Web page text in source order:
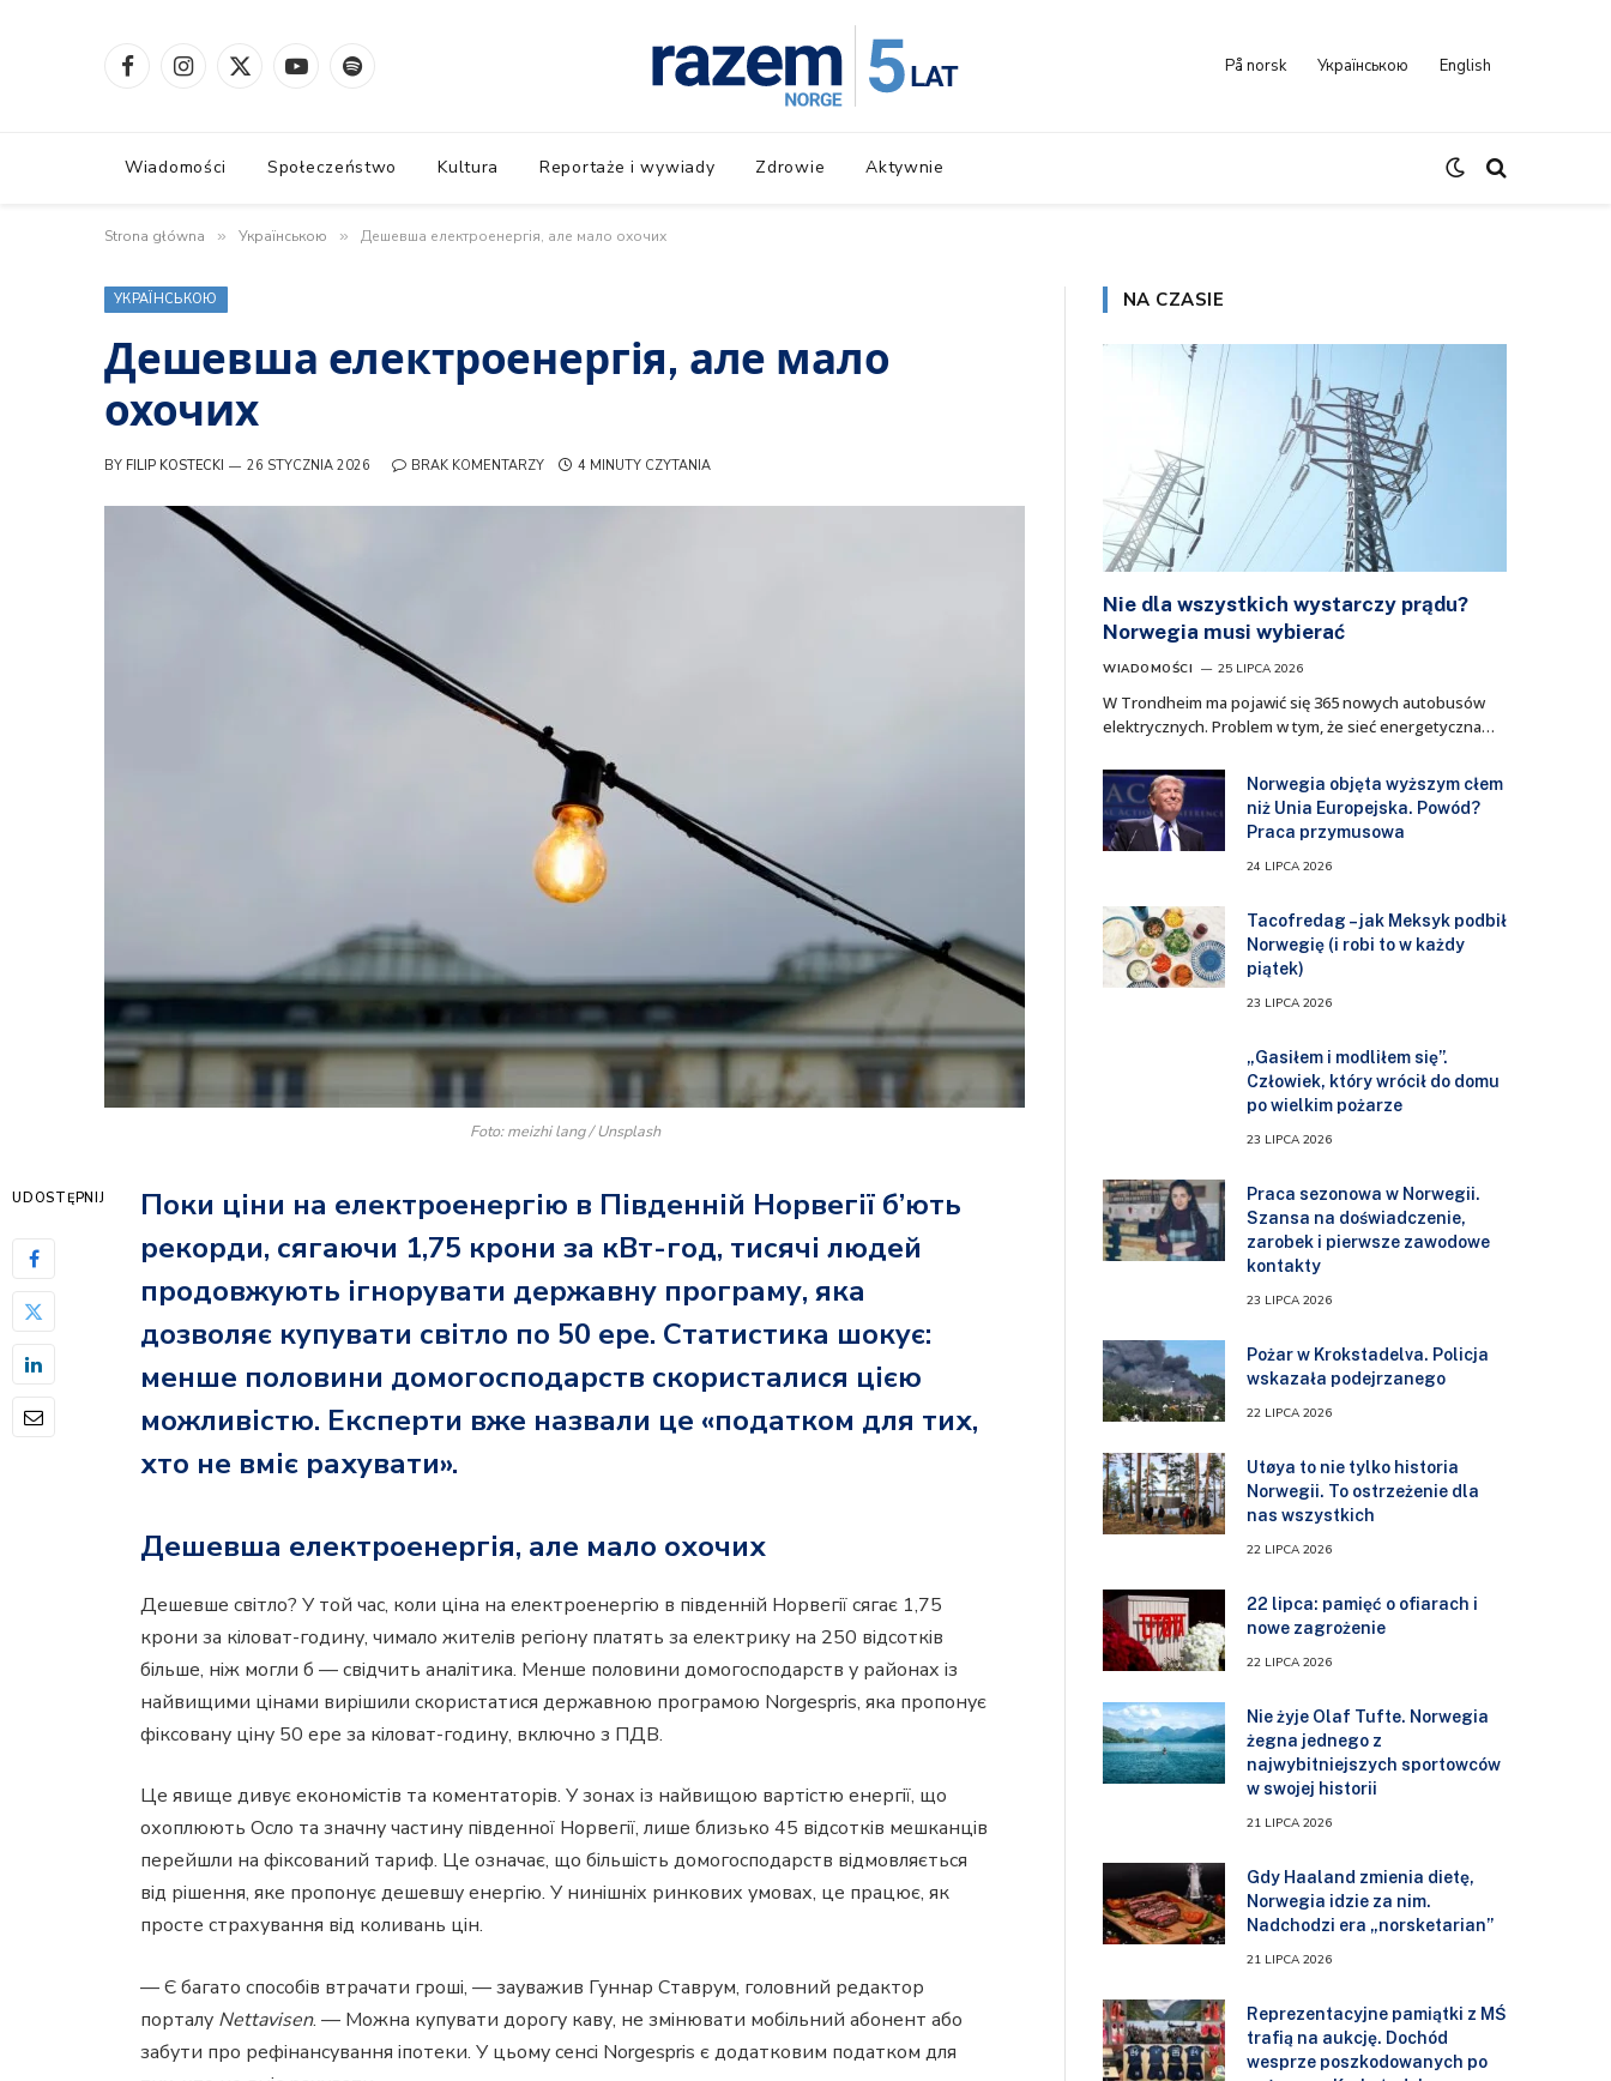
FacebookInstagram
X
YouTubeSpotify På norsk Українською English
Wiadomości Społeczeństwo Kultura Reportaże i wywiady Zdrowie Aktywnie
Strona główna » Українською » Дешевша електроенергія, але мало охочих
УКРАЇНСЬКОЮ
Дешевша електроенергія, але мало
охочих
BY FILIP KOSTECKI 26 STYCZNIA 2026 BRAK KOMENTARZY 4 MINUTY CZYTANIA
Foto: meizhi lang / Unsplash
UDOSTĘPNIJ
Поки ціни на електроенергію в Південній Норвегії б’ють
рекорди, сягаючи 1,75 крони за кВт-год, тисячі людей
продовжують ігнорувати державну програму, яка
дозволяє купувати світло по 50 ере. Статистика шокує:
менше половини домогосподарств скористалися цією
можливістю. Експерти вже назвали це «податком для тих,
хто не вміє рахувати».
Дешевша електроенергія, але мало охочих
Дешевше світло? У той час, коли ціна на електроенергію в південній Норвегії сягає 1,75
крони за кіловат-годину, чимало жителів регіону платять за електрику на 250 відсотків
більше, ніж могли б — свідчить аналітика. Менше половини домогосподарств у районах із
найвищими цінами вирішили скористатися державною програмою Norgespris, яка пропонує
фіксовану ціну 50 ере за кіловат-годину, включно з ПДВ.
Це явище дивує економістів та коментаторів. У зонах із найвищою вартістю енергії, що
охоплюють Осло та значну частину південної Норвегії, лише близько 45 відсотків мешканців
перейшли на фіксований тариф. Це означає, що більшість домогосподарств відмовляється
від рішення, яке пропонує дешевшу енергію. У нинішніх ринкових умовах, це працює, як
просте страхування від коливань цін.
— Є багато способів втрачати гроші, — зауважив Гуннар Ставрум, головний редактор
порталу Nettavisen. — Можна купувати дорогу каву, не змінювати мобільний абонент або
забути про рефінансування іпотеки. У цьому сенсі Norgespris є додатковим податком для
NA CZASIE
Nie dla wszystkich wystarczy prądu?
Norwegia musi wybierać
WIADOMOŚCI 25 LIPCA 2026
W Trondheim ma pojawić się 365 nowych autobusów
elektrycznych. Problem w tym, że sieć energetyczna…
Norwegia objęta wyższym cłem
niż Unia Europejska. Powód?
Praca przymusowa
24 LIPCA 2026
Tacofredag – jak Meksyk podbił
Norwegię (i robi to w każdy
piątek)
23 LIPCA 2026
„Gasiłem i modliłem się”.
Człowiek, który wrócił do domu
po wielkim pożarze
23 LIPCA 2026
Praca sezonowa w Norwegii.
Szansa na doświadczenie,
zarobek i pierwsze zawodowe
kontakty
23 LIPCA 2026
Pożar w Krokstadelva. Policja
wskazała podejrzanego
22 LIPCA 2026
Utøya to nie tylko historia
Norwegii. To ostrzeżenie dla
nas wszystkich
22 LIPCA 2026
22 lipca: pamięć o ofiarach i
nowe zagrożenie
22 LIPCA 2026
Nie żyje Olaf Tufte. Norwegia
żegna jednego z
najwybitniejszych sportowców
w swojej historii
21 LIPCA 2026
Gdy Haaland zmienia dietę,
Norwegia idzie za nim.
Nadchodzi era „norsketarian”
21 LIPCA 2026
Reprezentacyjne pamiątki z MŚ
trafią na aukcję. Dochód
wesprze poszkodowanych po